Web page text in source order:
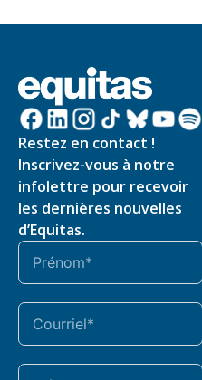
Restez en contact !
Inscrivez-vous à notre
infolettre pour recevoir
les dernières nouvelles
d’Equitas.